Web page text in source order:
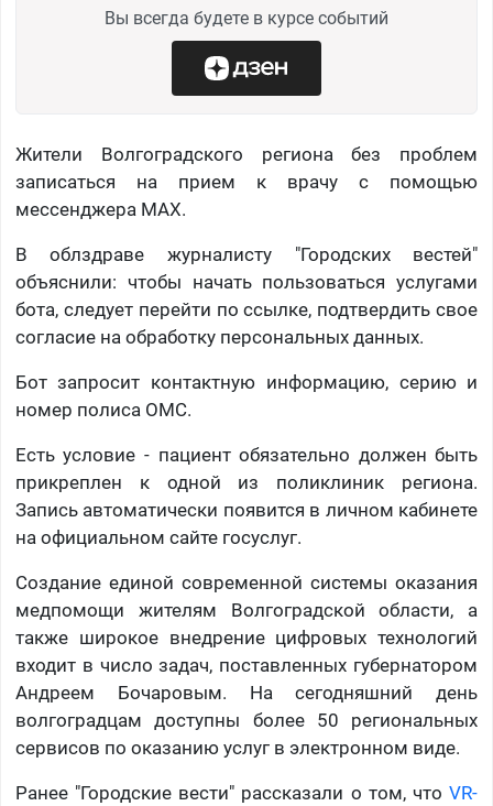
Вы всегда будете в курсе событий
Жители Волгоградского региона без проблем
записаться на прием к врачу с помощью
мессенджера MAX.
В облздраве журналисту "Городских вестей"
объяснили: чтобы начать пользоваться услугами
бота, следует перейти по ссылке, подтвердить свое
согласие на обработку персональных данных.
Бот запросит контактную информацию, серию и
номер полиса ОМС.
Есть условие - пациент обязательно должен быть
прикреплен к одной из поликлиник региона.
Запись автоматически появится в личном кабинете
на официальном сайте госуслуг.
Создание единой современной системы оказания
медпомощи жителям Волгоградской области, а
также широкое внедрение цифровых технологий
входит в число задач, поставленных губернатором
Андреем Бочаровым. На сегодняшний день
волгоградцам доступны более 50 региональных
сервисов по оказанию услуг в электронном виде.
Ранее "Городские вести" рассказали о том, чтоVR-